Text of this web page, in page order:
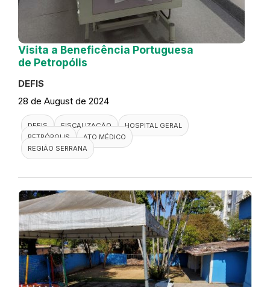
Visita a Beneficência Portuguesa
de Petropólis
DEFIS
28 de August de 2024
DEFIS FISCALIZAÇÃO
HOSPITAL GERAL
PETRÓPOLIS
ATO MÉDICO
REGIÃO SERRANA